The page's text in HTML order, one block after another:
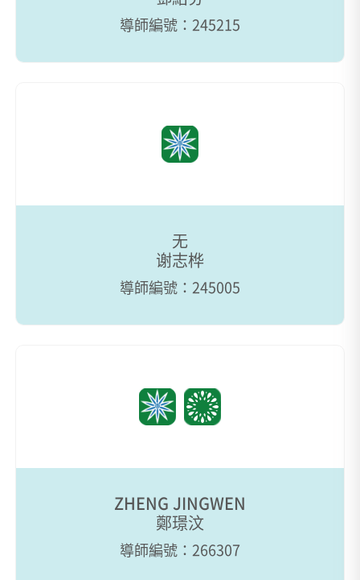
導師編號：245215
无
谢志桦
導師編號：245005
ZHENG JINGWEN
鄭璟汶
導師編號：266307